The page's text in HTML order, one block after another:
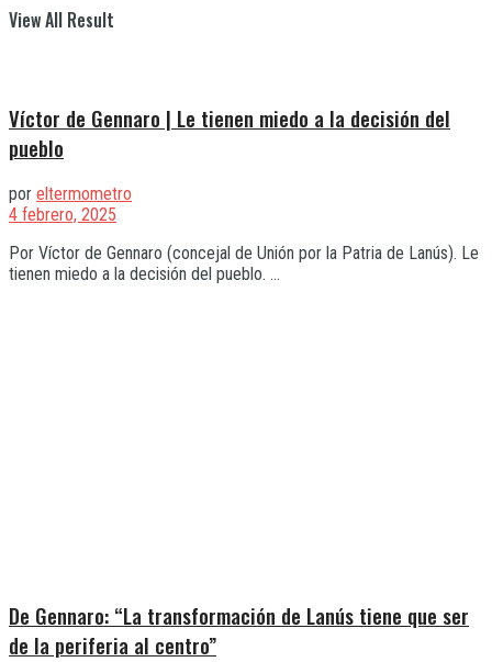
View All Result
Víctor de Gennaro | Le tienen miedo a la decisión del
pueblo
por eltermometro
4 febrero, 2025
Por Víctor de Gennaro (concejal de Unión por la Patria de Lanús). Le
tienen miedo a la decisión del pueblo. ...
De Gennaro: “La transformación de Lanús tiene que ser
de la periferia al centro”